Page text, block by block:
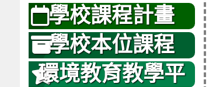
學校課程計畫
學校本位課程
環境教育教學平